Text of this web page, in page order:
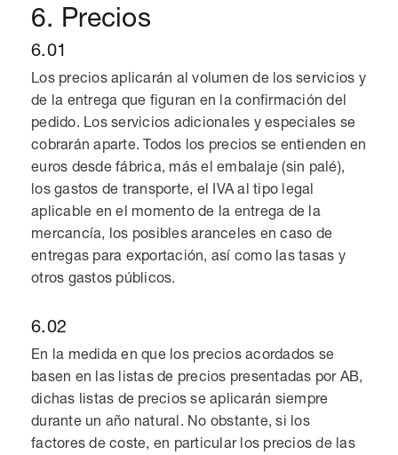
6. Precios
6.01
Los precios aplicarán al volumen de los servicios y
de la entrega que figuran en la confirmación del
pedido. Los servicios adicionales y especiales se
cobrarán aparte. Todos los precios se entienden en
euros desde fábrica, más el embalaje (sin palé),
los gastos de transporte, el IVA al tipo legal
aplicable en el momento de la entrega de la
mercancía, los posibles aranceles en caso de
entregas para exportación, así como las tasas y
otros gastos públicos.
6.02
En la medida en que los precios acordados se
basen en las listas de precios presentadas por AB,
dichas listas de precios se aplicarán siempre
durante un año natural. No obstante, si los
factores de coste, en particular los precios de las